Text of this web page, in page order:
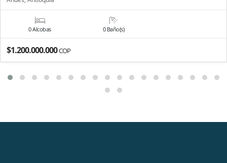
0 Alcobas 0 Baño(s)
$1.200.000.000COP